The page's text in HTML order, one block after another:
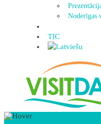
Noderīgas
TIC